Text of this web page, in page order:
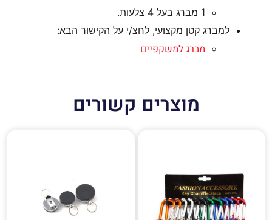
1 מברג בעל 4 צלעות.
למברג קטן מקצועי, לחצ/י על הקישור הבא:
מברג למשקפיים
מוצרים קשורים